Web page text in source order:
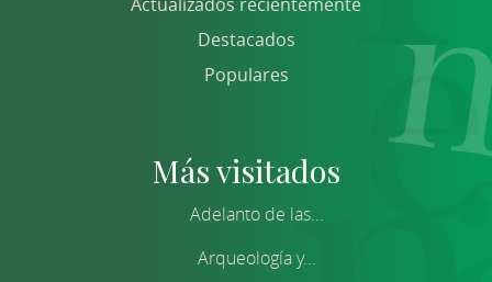
Destacados
Populares
Más visitados
Adelanto de las...
Arqueología y...